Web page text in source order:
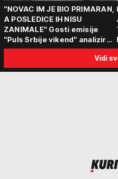
"NOVAC IM JE BIO PRIMARAN,
A POSLEDICE IH NISU
ZANIMALE" Gosti emisije
"Puls Srbije vikend" analizirali
slučajeve koji su potresli
Srbiju: Zločin se ne isplatiVidi